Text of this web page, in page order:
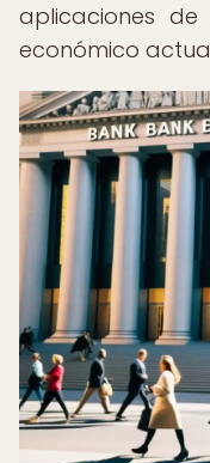
aplicaciones
económico